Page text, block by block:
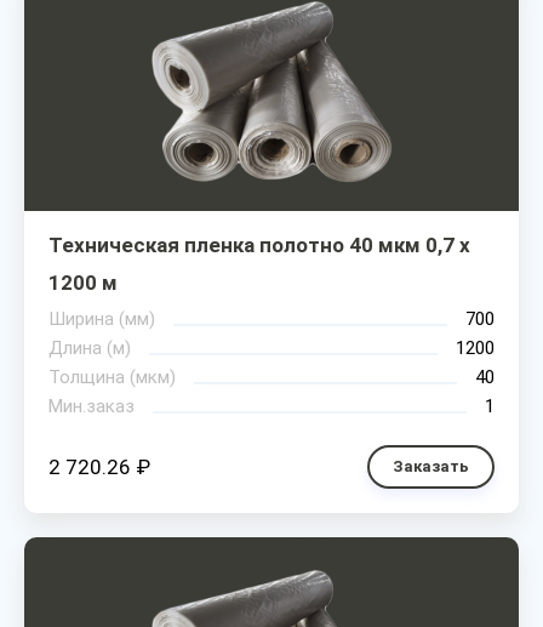
Техническая пленка полотно 40 мкм 0,7 х
1200 м
Ширина (мм)
700
Длина (м)
1200
Толщина (мкм)
40
Мин.заказ
1
2 720.26 ₽ Заказать